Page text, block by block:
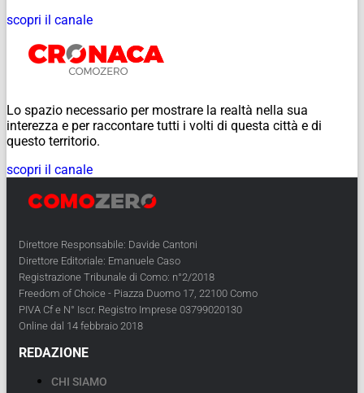
scopri il canale
Lo spazio necessario per mostrare la realtà nella sua
interezza e per raccontare tutti i volti di questa città e di
questo territorio.
scopri il canale
Direttore Responsabile: Davide Cantoni
Direttore Editoriale: Emanuele Caso
Registrazione Tribunale di Como: n°2/2018
Freedom of Choice - Piazza Duomo 17, 22100 Como
PIVA Cf e N° Iscr. Registro Imprese 03799020130
Online dal 14 febbraio 2018
REDAZIONE
CHI SIAMO